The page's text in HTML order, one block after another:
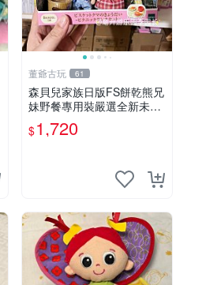
董爺古玩 61
森貝兒家族日版FS餅乾熊兄
妹野餐專用裝嚴選全新未開
封，包含兩組大童款紙盒
裝，適合收藏與分享。 餅乾
$1,720